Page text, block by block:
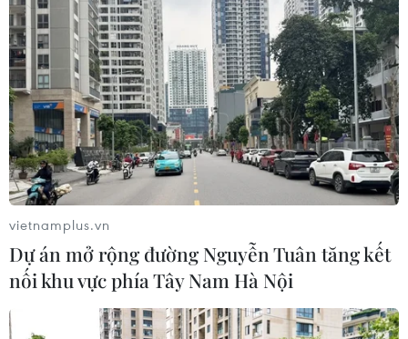
vietnamplus.vn
Dự án mở rộng đường Nguyễn Tuân tăng kết
nối khu vực phía Tây Nam Hà Nội